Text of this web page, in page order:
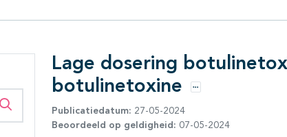
Zoeken binnen deze richtlijn
Lage dosering
botulinetoxine
Opties
Publicatiedatum: 27-05-2024
Beoordeeld op geldigheid: 07-05-2024